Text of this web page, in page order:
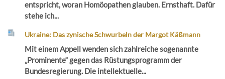
entspricht, woran Homöopathen glauben. Ernsthaft. Dafür
stehe ich...
Ukraine: Das zynische Schwurbeln der Margot Käßmann
Mit einem Appell wenden sich zahlreiche sogenannte
„Prominente“ gegen das Rüstungsprogramm der
Bundesregierung. Die intellektuelle...